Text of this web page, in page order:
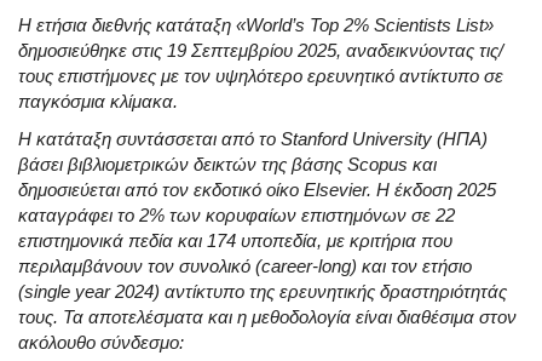
Η ετήσια διεθνής κατάταξη «World’s Top 2% Scientists List»
δημοσιεύθηκε στις 19 Σεπτεμβρίου 2025, αναδεικνύοντας τις/
τους επιστήμονες με τον υψηλότερο ερευνητικό αντίκτυπο σε
παγκόσμια κλίμακα.
Η κατάταξη συντάσσεται από το Stanford University (ΗΠΑ)
βάσει βιβλιομετρικών δεικτών της βάσης Scopus και
δημοσιεύεται από τον εκδοτικό οίκο Elsevier. H έκδοση 2025
καταγράφει το 2% των κορυφαίων επιστημόνων σε 22
επιστημονικά πεδία και 174 υποπεδία, με κριτήρια που
περιλαμβάνουν τον συνολικό (career-long) και τον ετήσιο
(single year 2024) αντίκτυπο της ερευνητικής δραστηριότητάς
τους. Τα αποτελέσματα και η μεθοδολογία είναι διαθέσιμα στον
ακόλουθο σύνδεσμο: